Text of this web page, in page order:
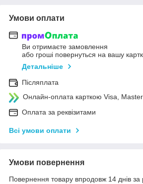
Умови оплати
Ви отримаєте замовлення
або гроші повернуться на вашу
Детальніше
Післяплата
Онлайн-оплата карткою Visa,
Оплата за реквізитами
Всі умови оплати
Умови повернення
Повернення товару впродовж 14 днів за